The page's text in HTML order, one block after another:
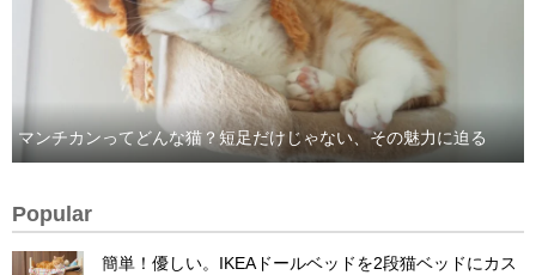
マンチカンってどんな猫？短足だけじゃない、その魅力に迫る
Popular
簡単！優しい。IKEAドールベッドを2段猫ベッドにカス